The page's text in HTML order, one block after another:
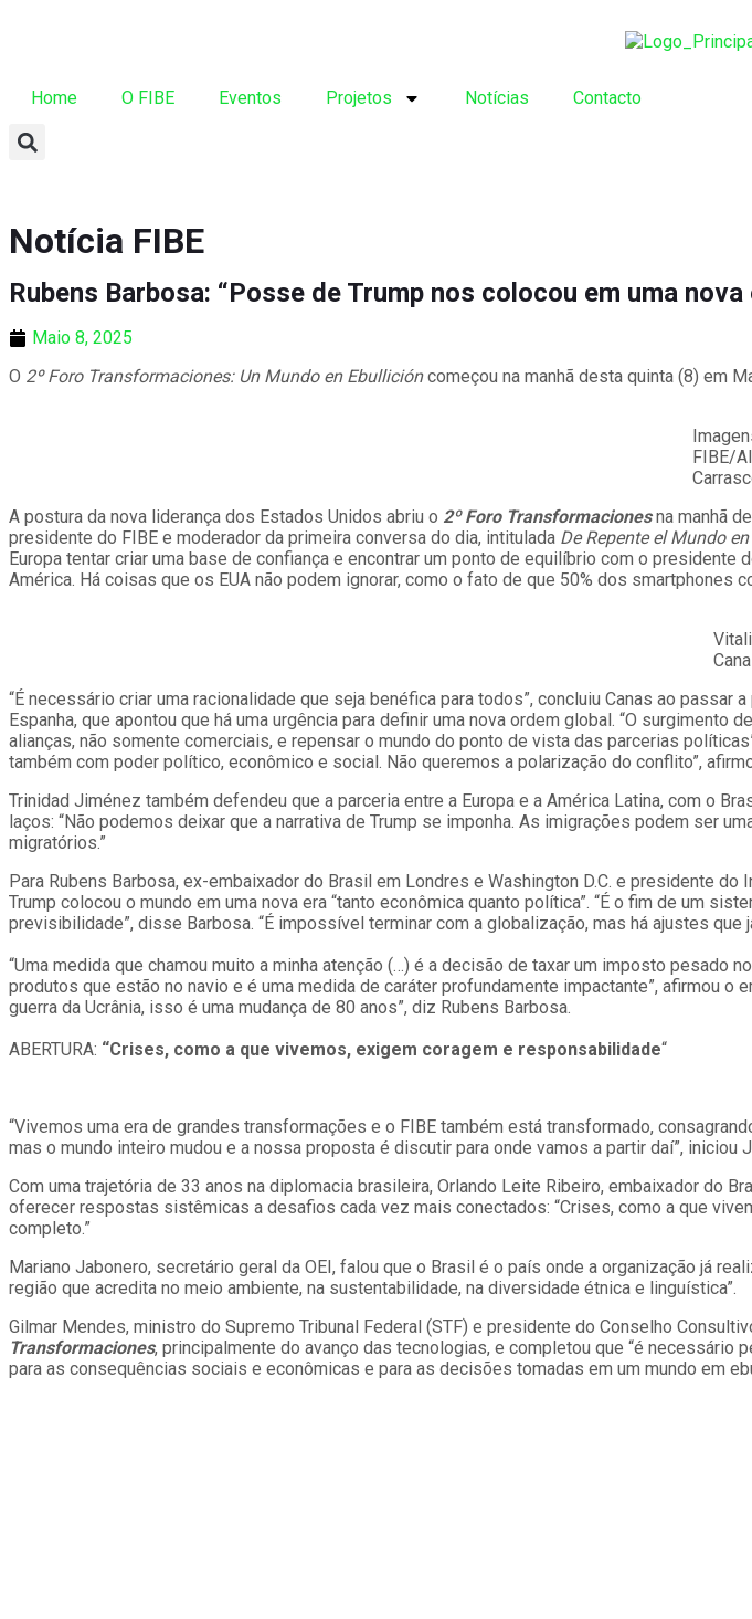
Home O FIBE Eventos Projetos Notícias Contacto
Notícia FIBE
Rubens Barbosa: “Posse de Trump nos colocou em uma nova
Maio 8, 2025
O 2º Foro Transformaciones: Un Mundo en Ebullicióncomeçou na manhã desta quinta (8) em
FIBE/
A postura da nova liderança dos Estados Unidos abriu o 2º Foro Transformacionesna manhã
presidente do FIBE e moderador da primeira conversa do dia, intitulada De Repente el Mundo
Europa tentar criar uma base de confiança e encontrar um ponto de equilíbrio com o
América. Há coisas que os EUA não podem ignorar, como o fato de que 50% dos
“É necessário criar uma racionalidade que seja benéfica para todos”, concluiu Canas ao
Espanha, que apontou que há uma urgência para definir uma nova ordem global. “O
alianças, não somente comerciais, e repensar o mundo do ponto de vista das parcerias
também com poder político, econômico e social. Não queremos a polarização do conflito”,
Trinidad Jiménez também defendeu que a parceria entre a Europa e a América Latina, com o
laços: “Não podemos deixar que a narrativa de Trump se imponha. As imigrações podem ser
migratórios.”
Para Rubens Barbosa, ex-embaixador do Brasil em Londres e Washington D.C. e presidente
Trump colocou o mundo em uma nova era “tanto econômica quanto política”. “É o fim de um
previsibilidade”, disse Barbosa. “É impossível terminar com a globalização, mas há ajustes
“Uma medida que chamou muito a minha atenção (…) é a decisão de taxar um imposto
produtos que estão no navio e é uma medida de caráter profundamente impactante”, afirmou o
guerra da Ucrânia, isso é uma mudança de 80 anos”, diz Rubens Barbosa.
ABERTURA: “Crises, como a que vivemos, exigem coragem e responsabilidade“
“Vivemos uma era de grandes transformações e o FIBE também está transformado,
mas o mundo inteiro mudou e a nossa proposta é discutir para onde vamos a partir daí”,
Com uma trajetória de 33 anos na diplomacia brasileira, Orlando Leite Ribeiro, embaixador do
oferecer respostas sistêmicas a desafios cada vez mais conectados: “Crises, como a que
completo.”
Mariano Jabonero, secretário geral da OEI, falou que o Brasil é o país onde a organização já
região que acredita no meio ambiente, na sustentabilidade, na diversidade étnica e linguística”.
Gilmar Mendes, ministro do Supremo Tribunal Federal (STF) e presidente do Conselho
Transformaciones, principalmente do avanço das tecnologias, e completou que “é
para as consequências sociais e econômicas e para as decisões tomadas em um mundo em